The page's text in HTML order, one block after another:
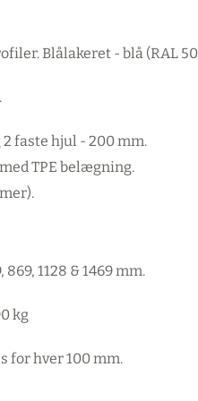
Blålakeret - blå (RAL
faste hjul - 200 mm.
TPE belægning.
1128 & 1469 mm.
kg
for hver 100 mm.